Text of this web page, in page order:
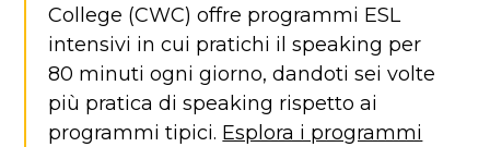
College (CWC) offre programmi ESL
intensivi in cui pratichi il speaking per
80 minuti ogni giorno, dandoti sei volte
più pratica di speaking rispetto ai
programmi tipici. Esplora i programmi